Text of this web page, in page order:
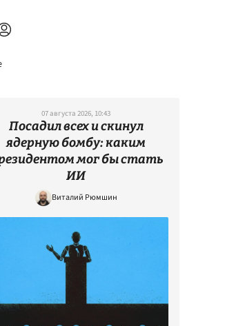
07 августа 2026, 10:43
Посадил всех и скинул
ядерную бомбу: каким
мог бы стать
ИИ
Виталий Рюмшин